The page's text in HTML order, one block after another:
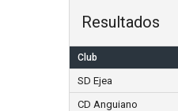
Resultados
Club
SD Ejea
CD Anguiano